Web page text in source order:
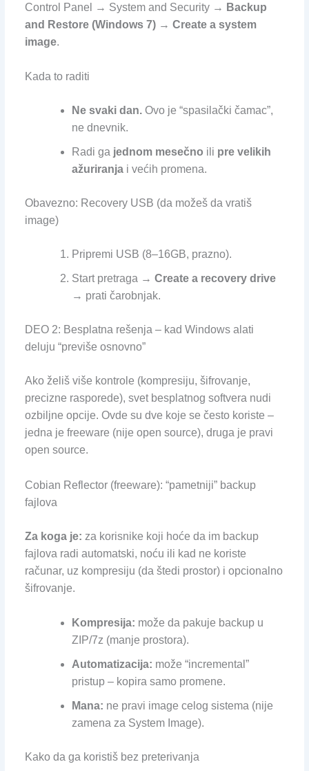
Control Panel → System and Security → Backup
and Restore (Windows 7)→ Create a system
image.
Kada to raditi
Ne svaki dan.Ovo je “spasilački čamac”,
ne dnevnik.
Radi ga jednom mesečno ili pre velikih
ažuriranjai većih promena.
Obavezno: Recovery USB (da možeš da vratiš
image)
Pripremi USB (8–16GB, prazno).
Start pretraga → Create a recovery drive
→ prati čarobnjak.
DEO 2: Besplatna rešenja – kad Windows alati
deluju “previše osnovno”
Ako želiš više kontrole (kompresiju, šifrovanje,
precizne rasporede), svet besplatnog softvera nudi
ozbiljne opcije. Ovde su dve koje se često koriste –
jedna je freeware (nije open source), druga je pravi
open source.
Cobian Reflector (freeware): “pametniji” backup
fajlova
Za koga je: za korisnike koji hoće da im backup
fajlova radi automatski, noću ili kad ne koriste
računar, uz kompresiju (da štedi prostor) i opcionalno
šifrovanje.
Kompresija: može da pakuje backup u
ZIP/7z (manje prostora).
Automatizacija: može “incremental”
pristup – kopira samo promene.
Mana: ne pravi image celog sistema (nije
zamena za System Image).
Kako da ga koristiš bez preterivanja